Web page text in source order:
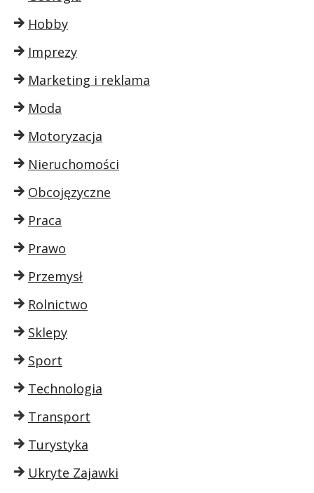
Hobby
Imprezy
Marketing i reklama
Moda
Motoryzacja
Nieruchomości
Obcojęzyczne
Praca
Prawo
Przemysł
Rolnictwo
Sklepy
Sport
Technologia
Transport
Turystyka
Ukryte Zajawki